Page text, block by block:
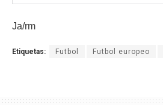
Ja/rm
Etiquetas: Futbol Futbol europeo